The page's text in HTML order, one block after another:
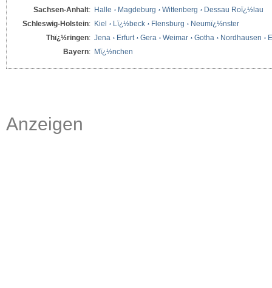
Sachsen-Anhalt: Halle Magdeburg Wittenberg
Dessau Roï¿½lau
Schleswig-Holstein: Kiel Lï¿½beck Flensburg
Neumï¿½nster
Thï¿½ringen: Jena Erfurt Gera Weimar Gotha Nordhausen
Bayern: Mï¿½nchen
Anzeigen